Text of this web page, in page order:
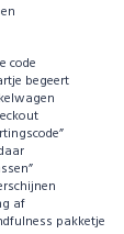
code
begeert
af
pakketje